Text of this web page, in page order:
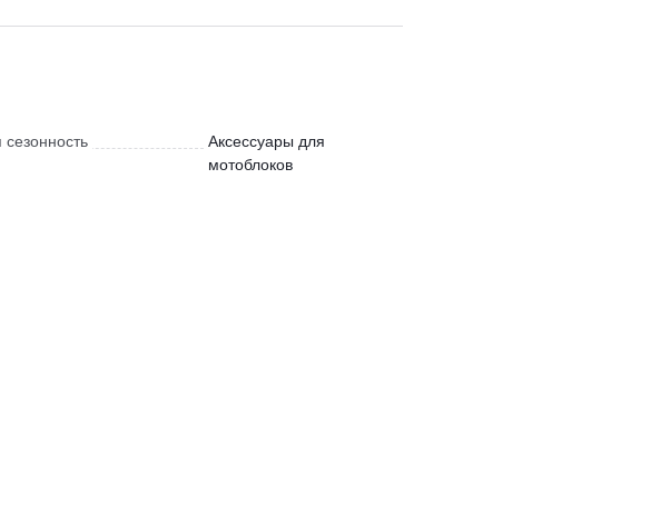
сезонность
Аксессуары для
мотоблоков